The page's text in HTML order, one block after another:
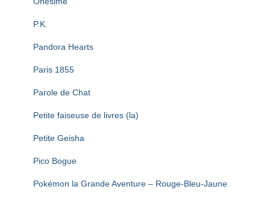
P.K.
Pandora Hearts
Paris 1855
Parole de Chat
Petite faiseuse de livres (la)
Petite Geisha
Pico Bogue
Pokémon la Grande Aventure – Rouge-Bleu-Jaune